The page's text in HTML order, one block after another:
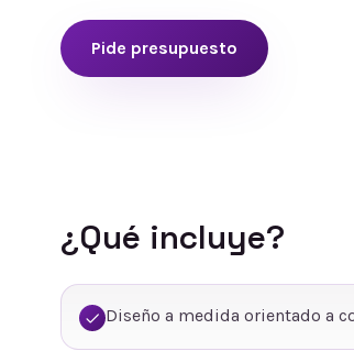
Pide presupuesto
¿Qué incluye?
Diseño a medida orientado a